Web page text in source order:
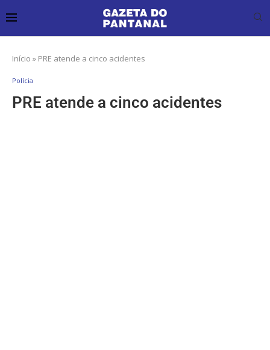
Início » PRE atende a cinco acidentes
Polícia
PRE atende a cinco acidentes